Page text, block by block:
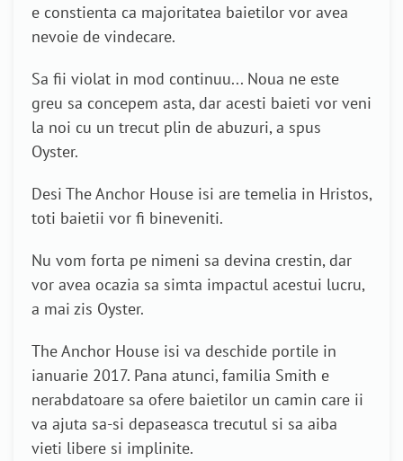
e constienta ca majoritatea baietilor vor avea
nevoie de vindecare.
Sa fii violat in mod continuu... Noua ne este
greu sa concepem asta, dar acesti baieti vor veni
la noi cu un trecut plin de abuzuri, a spus
Oyster.
Desi The Anchor House isi are temelia in Hristos,
toti baietii vor fi bineveniti.
Nu vom forta pe nimeni sa devina crestin, dar
vor avea ocazia sa simta impactul acestui lucru,
a mai zis Oyster.
The Anchor House isi va deschide portile in
ianuarie 2017. Pana atunci, familia Smith e
nerabdatoare sa ofere baietilor un camin care ii
va ajuta sa-si depaseasca trecutul si sa aiba
vieti libere si implinite.